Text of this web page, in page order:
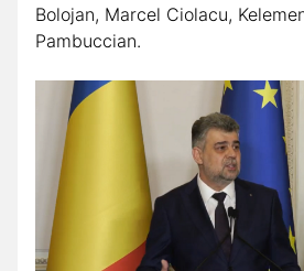
Bolojan, Marcel Ciolacu,
Pambuccian.